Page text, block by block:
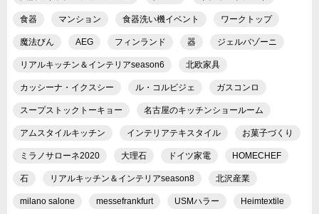
食器 マンション 食器洗い機イベント ワークトップ
魔法びん AEG フィンランド 器 ジェルバゾーニ
リアルキッチン＆インテリアseason6 北欧家具
カッシーナ・イクスシー ル・コルビジェ ガスコンロ
スープストックトーキョー 名古屋のキッチンショールーム
アムスタイルキッチン インテリアテキスタイル お菓子づくり
ミラノサローネ2020 大理石 ドイツ家電 HOMECHEF
石 リアルキッチン＆インテリアseason8 北沢産業
milano salone messefrankfurt USMハラー Heimtextile